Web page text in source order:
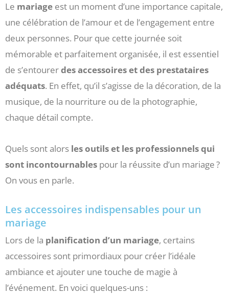
Le mariage est un moment d’une importance capitale,
une célébration de l’amour et de l’engagement entre
deux personnes. Pour que cette journée soit
mémorable et parfaitement organisée, il est essentiel
de s’entourerdes accessoires et des prestataires
adéquats. En effet, qu’il s’agisse de la décoration, de la
musique, de la nourriture ou de la photographie,
chaque détail compte.
Quels sont alors les outils et les professionnels qui
sont incontournables pour la réussite d’un mariage ?
On vous en parle.
Les accessoires indispensables pour un
mariage
Lors de la planification d’un mariage, certains
accessoires sont primordiaux pour créer l’idéale
ambiance et ajouter une touche de magie à
l’événement. En voici quelques-uns :